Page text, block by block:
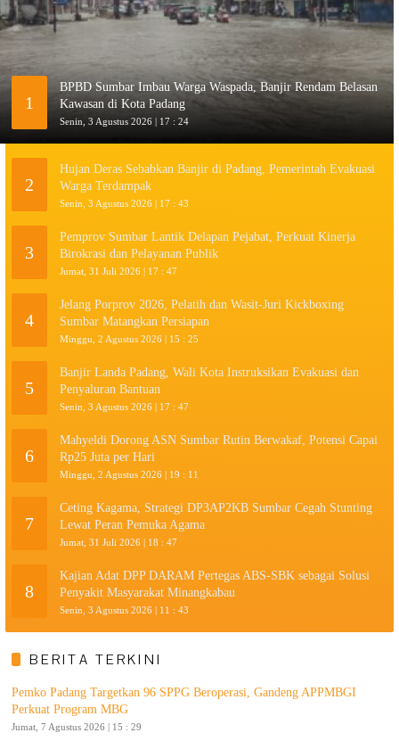
1
BPBD Sumbar Imbau Warga Waspada, Banjir Rendam Belasan
Kawasan di Kota Padang
Senin, 3 Agustus 2026 | 17 : 24
2
Hujan Deras Sebabkan Banjir di Padang, Pemerintah Evakuasi
Warga Terdampak
Senin, 3 Agustus 2026 | 17 : 43
3
Pemprov Sumbar Lantik Delapan Pejabat, Perkuat Kinerja
Birokrasi dan Pelayanan Publik
Jumat, 31 Juli 2026 | 17 : 47
4
Jelang Porprov 2026, Pelatih dan Wasit-Juri Kickboxing
Sumbar Matangkan Persiapan
Minggu, 2 Agustus 2026 | 15 : 25
5
Banjir Landa Padang, Wali Kota Instruksikan Evakuasi dan
Penyaluran Bantuan
Senin, 3 Agustus 2026 | 17 : 47
6
Mahyeldi Dorong ASN Sumbar Rutin Berwakaf, Potensi Capai
Rp25 Juta per Hari
Minggu, 2 Agustus 2026 | 19 : 11
7
Ceting Kagama, Strategi DP3AP2KB Sumbar Cegah Stunting
Lewat Peran Pemuka Agama
Jumat, 31 Juli 2026 | 18 : 47
8
Kajian Adat DPP DARAM Pertegas ABS-SBK sebagai Solusi
Penyakit Masyarakat Minangkabau
Senin, 3 Agustus 2026 | 11 : 43
BERITA TERKINI
Pemko Padang Targetkan 96 SPPG Beroperasi, Gandeng APPMBGI
Perkuat Program MBG
Jumat, 7 Agustus 2026 | 15 : 29